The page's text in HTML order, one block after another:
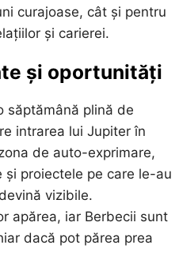
curajoase, cât și pentru
și carierei.
și oportunități
săptămână plină de
intrarea lui Jupiter în
de auto-exprimare,
și proiectele pe care le-au
vizibile.
apărea, iar Berbecii sunt
dacă pot părea prea